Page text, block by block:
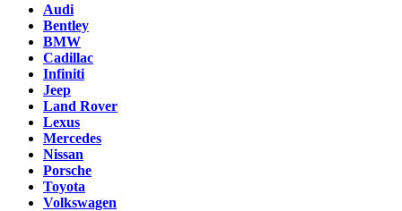
Audi
Bentley
BMW
Cadillac
Infiniti
Jeep
Land Rover
Lexus
Mercedes
Nissan
Porsche
Toyota
Volkswagen